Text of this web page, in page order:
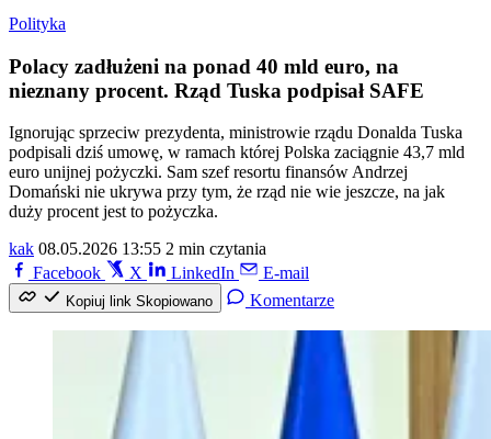
Polityka
Polacy zadłużeni na ponad 40 mld euro, na
nieznany procent. Rząd Tuska podpisał SAFE
Ignorując sprzeciw prezydenta, ministrowie rządu Donalda Tuska
podpisali dziś umowę, w ramach której Polska zaciągnie 43,7 mld
euro unijnej pożyczki. Sam szef resortu finansów Andrzej
Domański nie ukrywa przy tym, że rząd nie wie jeszcze, na jak
duży procent jest to pożyczka.
kak 08.05.2026 13:55 2 min czytania
Facebook
X LinkedIn E-mail
Kopiuj link Skopiowano Komentarze